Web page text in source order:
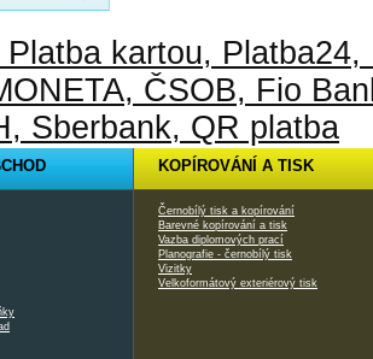
KOPÍROVÁNÍ A TISK
Černobílý tisk a kopírování
Barevné kopírování a tisk
Vazba diplomových prací
Planografie - černobílý tisk
Vizitky
Velkoformátový exteriérový tisk